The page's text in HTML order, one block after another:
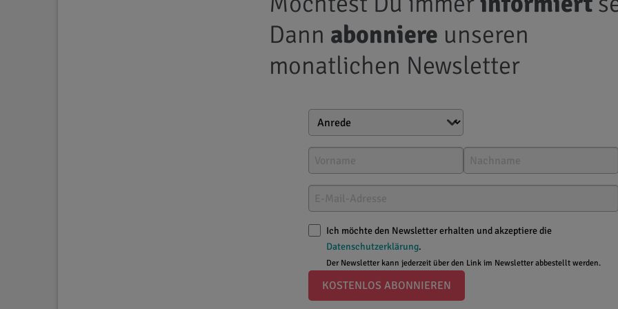
Dann abonniere unseren
monatlichen Newsletter
Ich möchte den Newsletter erhalten und akzeptiere die
Datenschutzerklärung.
Der Newsletter kann jederzeit über den Link im Newsletter abbestellt werden.
KOSTENLOS ABONNIEREN
Neue Umfrageergebnisse:Das
von Masken während der Corona-
Pandemie kann die Hauterkrankung